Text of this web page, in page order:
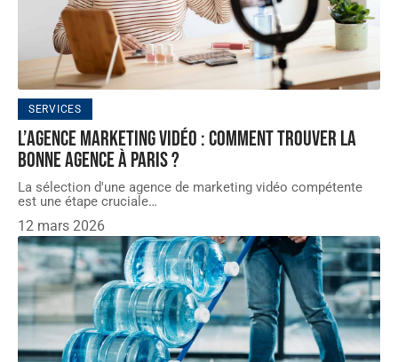
SERVICES
L’agence marketing vidéo : comment trouver la
bonne agence à Paris ?
La sélection d'une agence de marketing vidéo compétente
est une étape cruciale…
12 mars 2026